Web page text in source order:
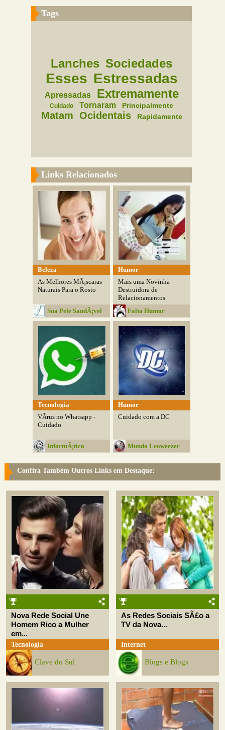
Tags
Lanches Sociedades
Esses Estressadas
Apressadas Extremamente
Cuidado Tornaram Principalmente
Matam Ocidentais Rapidamente
Links Relacionados
Beleza
As Melhores MÃ¡scaras
Naturais Para o Rosto
Sua Pele SaudÃ¡vel
Humor
Mais uma Novinha
Destruidora de
Relacionamentos
Falta Humor
Tecnologia
VÃ­rus no Whatsapp -
Cuidado
InformÃ¡tica
Humor
Cuidado com a DC
Mundo Leoweezer
Confira Também Outros Links em Destaque:
Nova Rede Social Une
Homem Rico a Mulher
em...
Tecnologia
Clave do Sul
As Redes Sociais SÃ£o a
TV da Nova...
Internet
Blogs e Blogs